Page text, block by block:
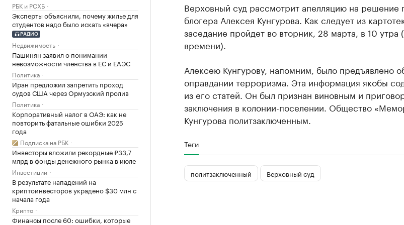
РБК и РСХБ
Эксперты объяснили, почему жилье для
студентов надо было искать «вчера»
РАДИО
Недвижимость
Пашинян заявил о понимании
невозможности членства в ЕС и ЕАЭС
Политика
Иран предложил запретить проход
судов США через Ормузский пролив
Политика
Корпоративный налог в ОАЭ: как не
повторить фатальные ошибки 2025
года
Подписка на РБК
Инвесторы вложили рекордные ₽33,7
млрд в фонды денежного рынка в июле
Инвестиции
В результате нападений на
криптоинвесторов украдено $30 млн с
начала года
Крипто
Финансы после 60: ошибки, которые
Верховный суд рассмотрит апелляцию на решение
блогера Алексея Кунгурова. Как следует из
заседание пройдет во вторник, 28 марта, в 10 утра
времени).
Алексею Кунгурову, напомним, было предъявлено
оправдании терроризма. Эта информация якобы
из его статей. Он был признан виновным и
заключения в колонии-поселении. Общество
Кунгурова политзаключенным.
Теги
политзаключенный Верховный суд